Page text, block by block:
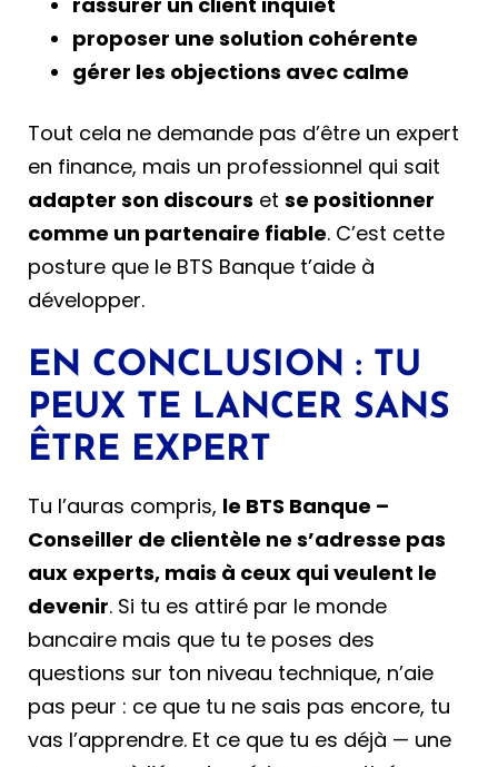
proposer une solution cohérente
gérer les objections avec calme
Tout cela ne demande pas d’être un expert
en finance, mais un professionnel qui sait
adapter son discours et se positionner
comme un partenaire fiable. C’est cette
posture que le BTS Banque t’aide à
développer.
EN CONCLUSION : TU
PEUX TE LANCER SANS
ÊTRE EXPERT
Tu l’auras compris, le BTS Banque –
Conseiller de clientèle ne s’adresse pas
aux experts, mais à ceux qui veulent le
devenir. Si tu es attiré par le monde
bancaire mais que tu te poses des
questions sur ton niveau technique, n’aie
pas peur : ce que tu ne sais pas encore, tu
vas l’apprendre. Et ce que tu es déjà — une